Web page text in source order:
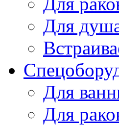
Для
Для
Для